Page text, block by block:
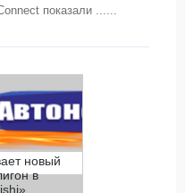
показали ......